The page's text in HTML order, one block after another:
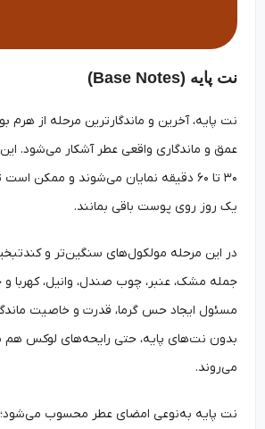
نت پایه (Base Notes)
نت پایه، آخرین و ماندگارترین مرحله از هرم
عمق و ماندگاری واقعی عطر آشکار می‌شود. این
۳۰ تا ۶۰ دقیقه نمایان می‌شوند و ممکن است
یک روز روی پوست باقی بمانند.
در این مرحله مولکول‌های سنگین‌تر و کندتبخیر
جمله مشک، عنبر، چوب صندل، وانیل، کهربا و
مسئول ایجاد حس گرما، قدرت و خاصیت
بدون نت‌های پایه، حتی رایحه‌های لوکس هم
می‌روند.
نت پایه به‌نوعی امضای عطر محسوب می‌شود؛